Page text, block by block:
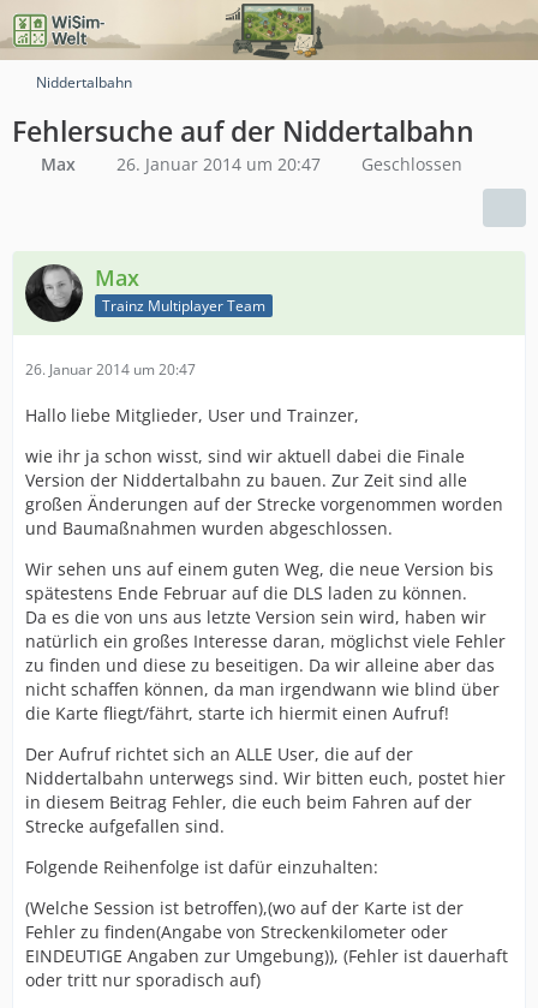
Niddertalbahn
Fehlersuche auf der Niddertalbahn
Max 26. Januar 2014 um 20:47 Geschlossen
Max
Trainz Multiplayer Team
26. Januar 2014 um 20:47
Hallo liebe Mitglieder, User und Trainzer,
wie ihr ja schon wisst, sind wir aktuell dabei die Finale
Version der Niddertalbahn zu bauen. Zur Zeit sind alle
großen Änderungen auf der Strecke vorgenommen worden
und Baumaßnahmen wurden abgeschlossen.
Wir sehen uns auf einem guten Weg, die neue Version bis
spätestens Ende Februar auf die DLS laden zu können.
Da es die von uns aus letzte Version sein wird, haben wir
natürlich ein großes Interesse daran, möglichst viele Fehler
zu finden und diese zu beseitigen. Da wir alleine aber das
nicht schaffen können, da man irgendwann wie blind über
die Karte fliegt/fährt, starte ich hiermit einen Aufruf!
Der Aufruf richtet sich an ALLE User, die auf der
Niddertalbahn unterwegs sind. Wir bitten euch, postet hier
in diesem Beitrag Fehler, die euch beim Fahren auf der
Strecke aufgefallen sind.
Folgende Reihenfolge ist dafür einzuhalten:
(Welche Session ist betroffen),(wo auf der Karte ist der
Fehler zu finden(Angabe von Streckenkilometer oder
EINDEUTIGE Angaben zur Umgebung)), (Fehler ist dauerhaft
oder tritt nur sporadisch auf)